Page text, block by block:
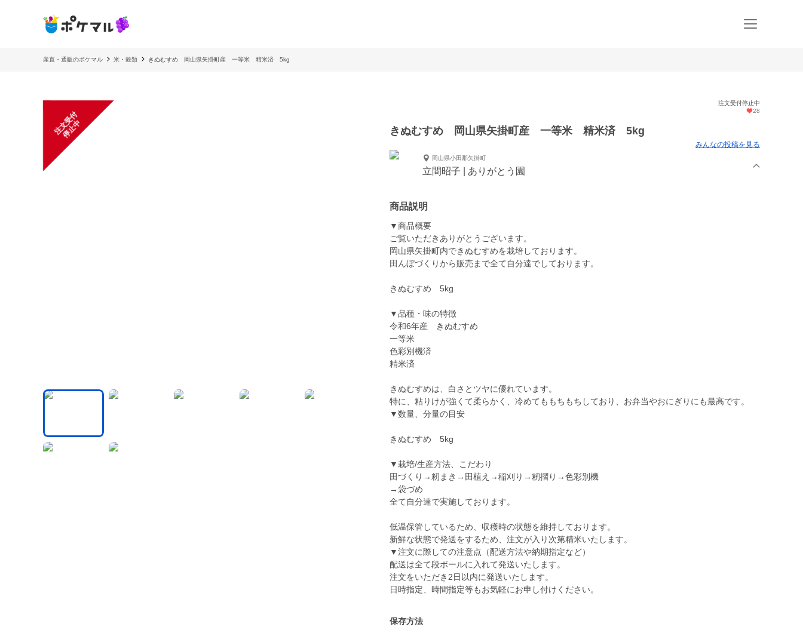
産直・通販のポケマル 米・穀類 きぬむすめ 岡山県矢掛町産 一等米 精米済 5kg
注
文
受
付
停
止
中
注文受付停止中
28
きぬむすめ 岡山県矢掛町産 一等米 精米済 5kg
みんなの投稿を見る
岡山県小田郡矢掛町
立間昭子 | ありがとう園
商品説明
▼商品概要
ご覧いただきありがとうございます。
岡山県矢掛町内できぬむすめを栽培しております。
田んぼづくりから販売まで全て自分達でしております。
きぬむすめ 5kg
▼品種・味の特徴
令和6年産 きぬむすめ
一等米
色彩別機済
精米済
きぬむすめは、白さとツヤに優れています。
特に、粘りけが強くて柔らかく、冷めてももちもちしており、お弁当やおにぎりにも最高です。
▼数量、分量の目安
きぬむすめ 5kg
▼栽培/生産方法、こだわり
田づくり→籾まき→田植え→稲刈り→籾摺り→色彩別機
→袋づめ
全て自分達で実施しております。
低温保管しているため、収穫時の状態を維持しております。
新鮮な状態で発送をするため、注文が入り次第精米いたします。
▼注文に際しての注意点（配送方法や納期指定など）
配送は全て段ボールに入れて発送いたします。
注文をいただき2日以内に発送いたします。
日時指定、時間指定等もお気軽にお申し付けください。
保存方法